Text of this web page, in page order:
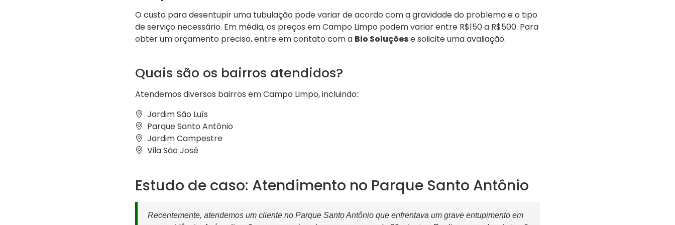
O custo para desentupir uma tubulação pode variar de acordo com a gravidade do problema e o tipo
de serviço necessário. Em média, os preços em Campo Limpo podem variar entre R$150 a R$500. Para
obter um orçamento preciso, entre em contato com a Bio Soluçõese solicite uma avaliação.
Quais são os bairros atendidos?
Atendemos diversos bairros em Campo Limpo, incluindo:
Jardim São Luís
Parque Santo Antônio
Jardim Campestre
Vila São José
Estudo de caso: Atendimento no Parque Santo Antônio
Recentemente, atendemos um cliente no Parque Santo Antônio que enfrentava um grave entupimento em